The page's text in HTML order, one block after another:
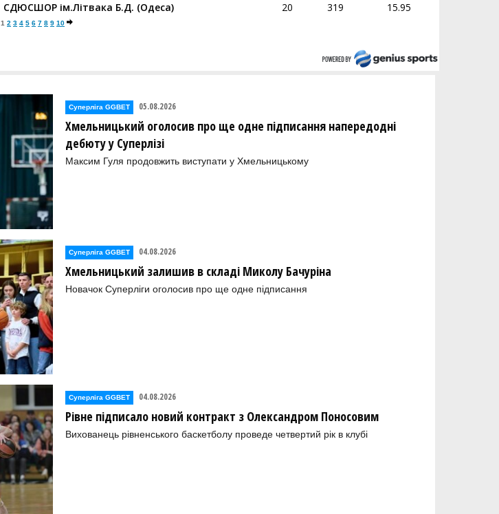
СДЮСШОР ім.Літвака Б.Д. (Одеса) 20 319 15.95
1 2 3 4 5 6 7 8 9 10
Суперліга GGBET 05.08.2026
Хмельницький оголосив про ще одне підписання напередодні
дебюту у Суперлізі
Максим Гуля продовжить виступати у Хмельницькому
Суперліга GGBET 04.08.2026
Хмельницький залишив в складі Миколу Бачуріна
Новачок Суперліги оголосив про ще одне підписання
Суперліга GGBET 04.08.2026
Рівне підписало новий контракт з Олександром Поносовим
Вихованець рівненського баскетболу проведе четвертий рік в клубі